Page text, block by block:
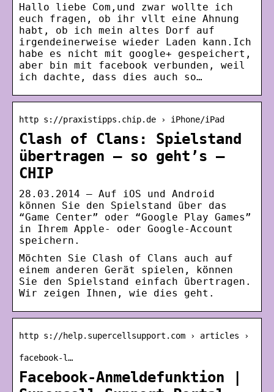
Hallo liebe Com,und zwar wollte ich
euch fragen, ob ihr vllt eine Ahnung
habt, ob ich mein altes Dorf auf
irgendeinerweise wieder Laden kann.Ich
habe es nicht mit google+ gespeichert,
aber bin mit facebook verbunden, weil
ich dachte, dass dies auch so…
http s://praxistipps.chip.de › iPhone/iPad
Clash of Clans: Spielstand
übertragen – so geht’s –
CHIP
28.03.2014 — Auf iOS und Android
können Sie den Spielstand über das
“Game Center” oder “Google Play Games”
in Ihrem Apple- oder Google-Account
speichern.
Möchten Sie Clash of Clans auch auf
einem anderen Gerät spielen, können
Sie den Spielstand einfach übertragen.
Wir zeigen Ihnen, wie dies geht.
http s://help.supercellsupport.com › articles ›
facebook-l…
Facebook-Anmeldefunktion |